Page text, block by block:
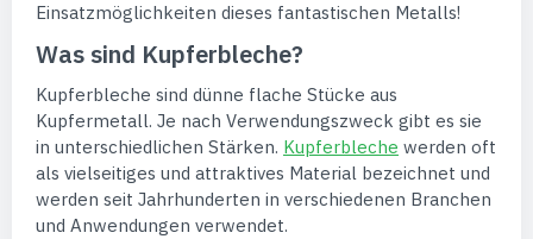
Einsatzmöglichkeiten dieses fantastischen Metalls!
Was sind Kupferbleche?
Kupferbleche sind dünne flache Stücke aus
Kupfermetall. Je nach Verwendungszweck gibt es sie
in unterschiedlichen Stärken. Kupferbleche werden oft
als vielseitiges und attraktives Material bezeichnet und
werden seit Jahrhunderten in verschiedenen Branchen
und Anwendungen verwendet.